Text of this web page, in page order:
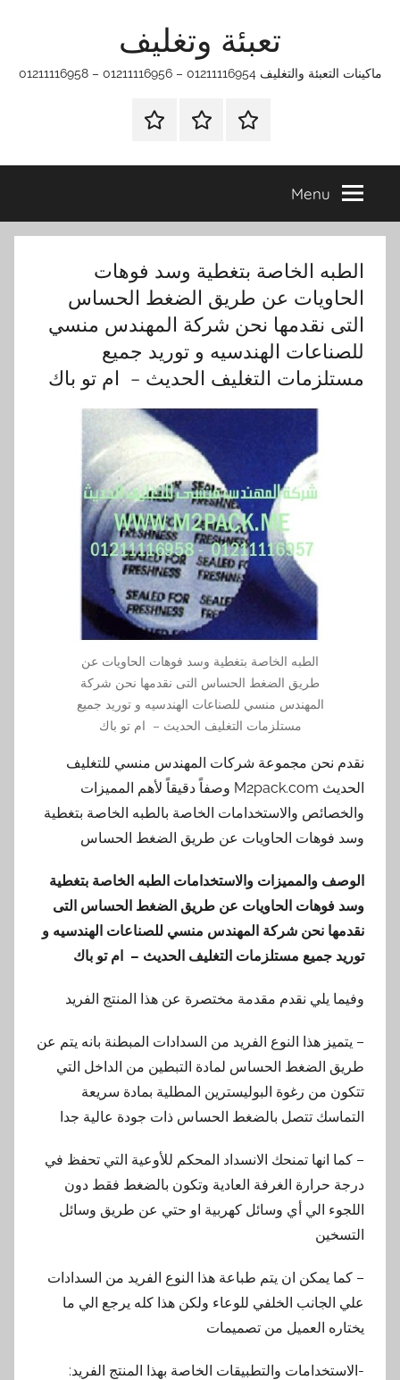
تعبئة وتغليف
ماكينات التعبئة والتغليف 01211116954 – 01211116956 – 01211116958
الرئيسيةماكينات
وتغليف
اتـصـل
في
التي
Menu
الطبه الخاصة بتغطية وسد فوهات
الحاويات عن طريق الضغط الحساس
التى نقدمها نحن شركة المهندس منسي
للصناعات الهندسيه و توريد جميع
مستلزمات التغليف الحديث – ام تو باك
الطبه الخاصة بتغطية وسد فوهات الحاويات عن
طريق الضغط الحساس التى نقدمها نحن شركة
المهندس منسي للصناعات الهندسيه و توريد جميع
مستلزمات التغليف الحديث – ام تو باك
نقدم نحن مجموعة شركات المهندس منسي للتغليف
الحديث M2pack.com وصفاً دقيقاً لأهم المميزات
والخصائص والاستخدامات الخاصة بالطبه الخاصة بتغطية
وسد فوهات الحاويات عن طريق الضغط الحساس
الوصف والمميزات والاستخدامات الطبه الخاصة بتغطية
وسد فوهات الحاويات عن طريق الضغط الحساس التى
نقدمها نحن شركة المهندس منسي للصناعات الهندسيه و
توريد جميع مستلزمات التغليف الحديث – ام تو باك
وفيما يلي نقدم مقدمة مختصرة عن هذا المنتج الفريد
– يتميز هذا النوع الفريد من السدادات المبطنة بانه يتم عن
طريق الضغط الحساس لمادة التبطين من الداخل التي
تتكون من رغوة البوليسترين المطلية بمادة سريعة
التماسك تتصل بالضغط الحساس ذات جودة عالية جدا
– كما انها تمنحك الانسداد المحكم للأوعية التي تحفظ في
درجة حرارة الغرفة العادية وتكون بالضغط فقط دون
اللجوء الي أي وسائل كهربية او حتي عن طريق وسائل
التسخين
– كما يمكن ان يتم طباعة هذا النوع الفريد من السدادات
علي الجانب الخلفي للوعاء ولكن هذا كله يرجع الي ما
يختاره العميل من تصميمات
-الاستخدامات والتطبيقات الخاصة بهذا المنتج الفريد: